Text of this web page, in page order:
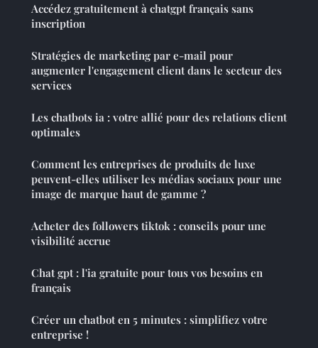
Accédez gratuitement à chatgpt français sans
inscription
Stratégies de marketing par e-mail pour
augmenter l'engagement client dans le secteur des
services
Les chatbots ia : votre allié pour des relations client
optimales
Comment les entreprises de produits de luxe
peuvent-elles utiliser les médias sociaux pour une
image de marque haut de gamme ?
Acheter des followers tiktok : conseils pour une
visibilité accrue
Chat gpt : l'ia gratuite pour tous vos besoins en
français
Créer un chatbot en 5 minutes : simplifiez votre
entreprise !